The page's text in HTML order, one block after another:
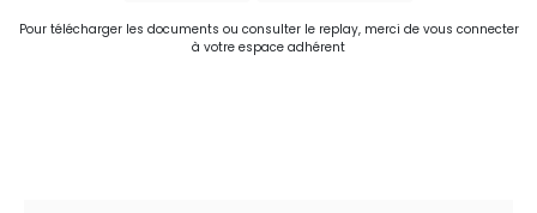
Pour télécharger les documents ou consulter le replay, merci de vous connecter
à votre espace adhérent